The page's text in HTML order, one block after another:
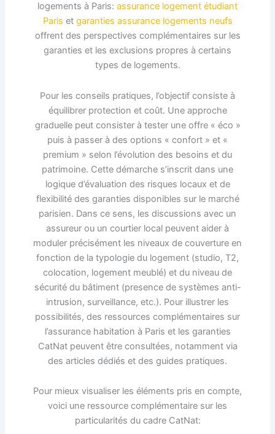
logements à Paris: assurance logement étudiant
Paris et garanties assurance logements neufs
offrent des perspectives complémentaires sur les
garanties et les exclusions propres à certains
types de logements.
Pour les conseils pratiques, l’objectif consiste à
équilibrer protection et coût. Une approche
graduelle peut consister à tester une offre « éco »
puis à passer à des options « confort » et «
premium » selon l’évolution des besoins et du
patrimoine. Cette démarche s’inscrit dans une
logique d’évaluation des risques locaux et de
flexibilité des garanties disponibles sur le marché
parisien. Dans ce sens, les discussions avec un
assureur ou un courtier local peuvent aider à
moduler précisément les niveaux de couverture en
fonction de la typologie du logement (studio, T2,
colocation, logement meublé) et du niveau de
sécurité du bâtiment (presence de systèmes anti-
intrusion, surveillance, etc.). Pour illustrer les
possibilités, des ressources complémentaires sur
l’assurance habitation à Paris et les garanties
CatNat peuvent être consultées, notamment via
des articles dédiés et des guides pratiques.
Pour mieux visualiser les éléments pris en compte,
voici une ressource complémentaire sur les
particularités du cadre CatNat: